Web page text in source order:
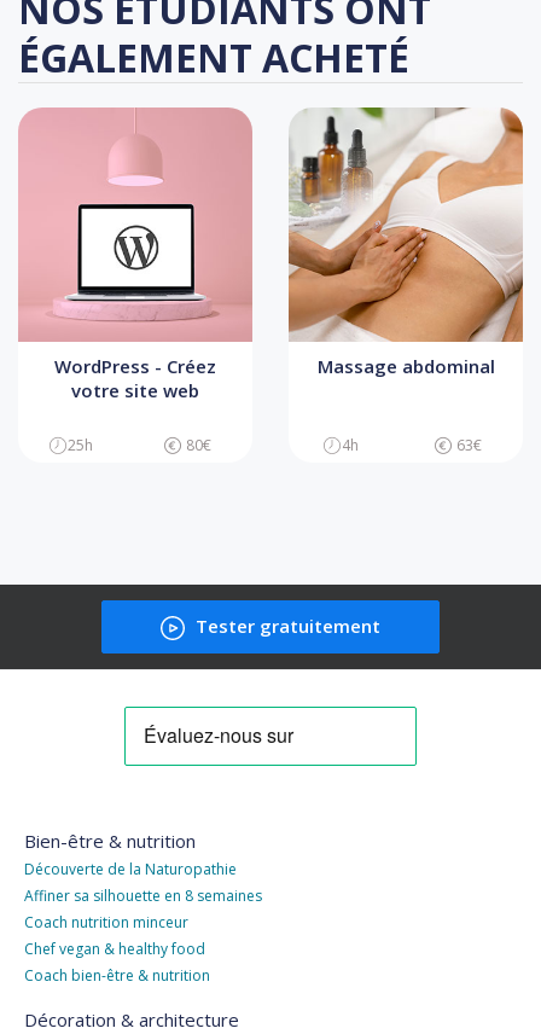
ÉGALEMENT ACHETÉ
WordPress - Créez
votre site web
25h 80€
Massage abdominal
4h 63€
Tester gratuitement
Bien-être & nutrition
Découverte de la Naturopathie
Affiner sa silhouette en 8 semaines
Coach nutrition minceur
Chef vegan & healthy food
Coach bien-être & nutrition
Décoration & architecture